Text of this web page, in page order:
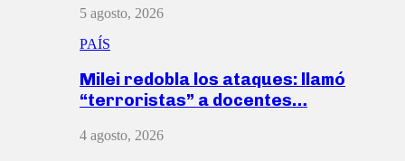
5 agosto, 2026
PAÍS
Milei redobla los ataques: llamó
“terroristas” a docentes…
4 agosto, 2026